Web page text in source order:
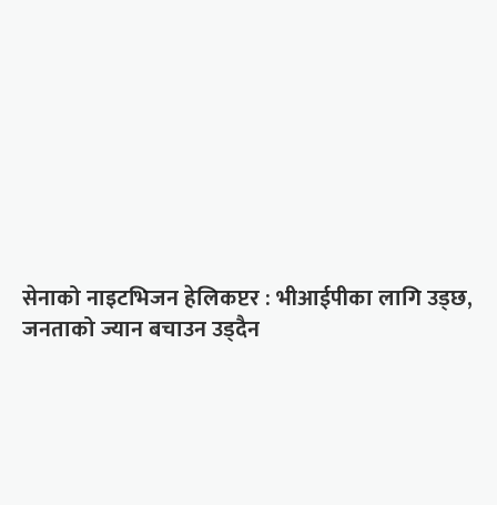
सेनाको नाइटभिजन हेलिकप्टर : भीआईपीका लागि उड्छ,
जनताको ज्यान बचाउन उड्दैन